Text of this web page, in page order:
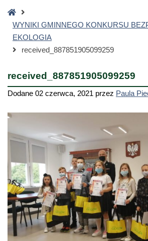
Strona
główna
WYNIKI GMINNEGO KONKURSU
EKOLOGIA
received_887851905099259
received_887851905099259
Dodane 02 czerwca, 2021 przez Paula